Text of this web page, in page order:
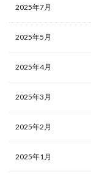
2025年7月
2025年5月
2025年4月
2025年3月
2025年2月
2025年1月